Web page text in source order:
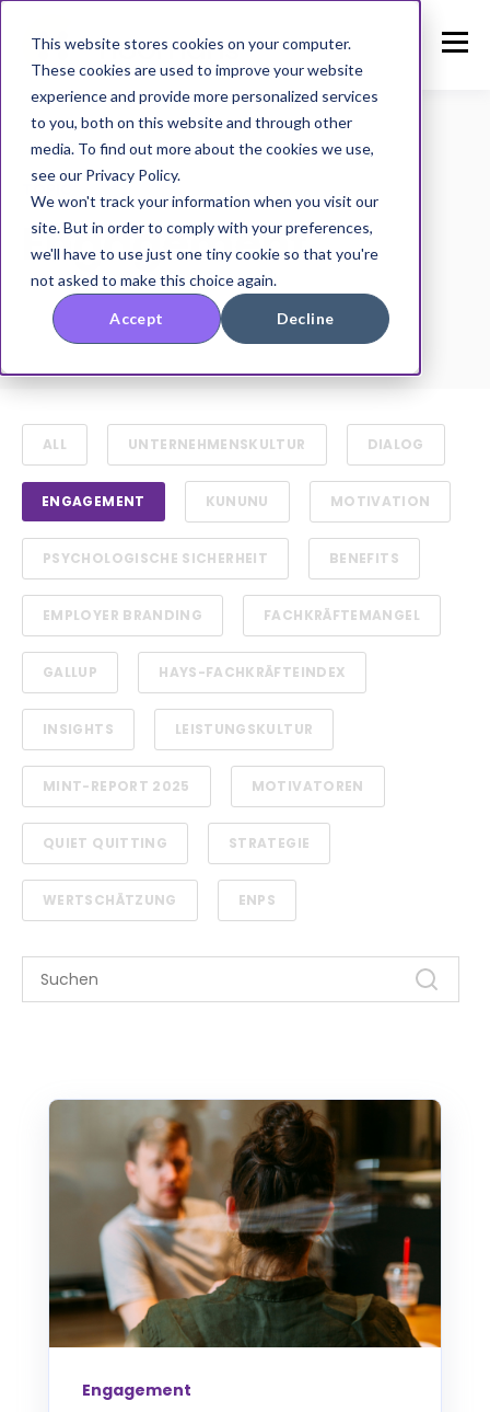
This website stores cookies on your computer.
These cookies are used to improve your website
experience and provide more personalized services
to you, both on this website and through other
media. To find out more about the cookies we use,
see our Privacy Policy.
We won't track your information when you visit our
site. But in order to comply with your preferences,
we'll have to use just one tiny cookie so that you're
not asked to make this choice again.
Accept Decline
Engagement
ALL UNTERNEHMENSKULTUR DIALOG
ENGAGEMENT KUNUNU MOTIVATION
PSYCHOLOGISCHE SICHERHEIT BENEFITS
EMPLOYER BRANDING FACHKRÄFTEMANGEL
GALLUP HAYS-FACHKRÄFTEINDEX
INSIGHTS LEISTUNGSKULTUR
MINT-REPORT 2025 MOTIVATOREN
QUIET QUITTING STRATEGIE
WERTSCHÄTZUNG ENPS
Engagement